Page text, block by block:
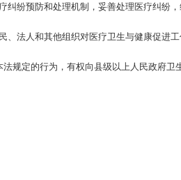
纠纷预防和处理机制，妥善处理医疗纠纷
、法人和其他组织对医疗卫生与健康促进
规定的行为，有权向县级以上人民政府